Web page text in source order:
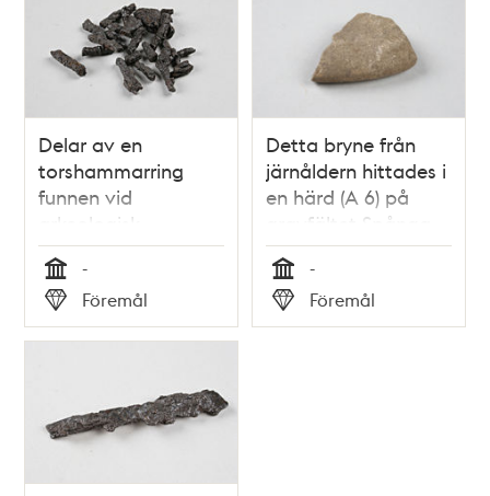
Delar av en
torshammarring
funnen vid
arkeologisk
utgrävning av
gravfältet Spånga
134 i Akalla
Tid
-
Typ
Föremål
Detta bryne från
järnåldern hittades i
en härd (A 6) på
gravfältet Spånga
134:1 i Akalla.
Tid
-
Typ
Föremål